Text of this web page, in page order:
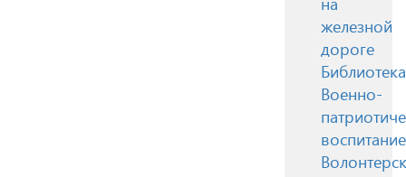
железной
дороге
Библиотека
Военно-
воспитание